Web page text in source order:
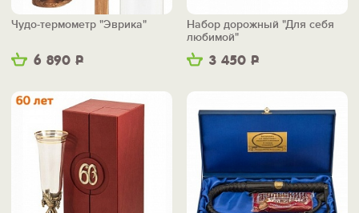
6 890 Р
Чудо-термометр "Эврика"
3 450 Р
Набор дорожный "Для себя
любимой"